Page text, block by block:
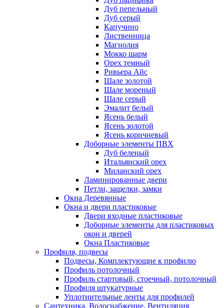
Дуб пепельный
Дуб серый
Капучино
Лиственница
Магнолия
Мокко шарм
Орех темный
Ривьера Айс
Шале золотой
Шале мореный
Шале серый
Эмалит белый
Ясень белый
Ясень золотой
Ясень коричневый
Доборные элементы ПВХ
Дуб беленый
Итальянский орех
Миланский орех
Ламинированные двери
Петли, защелки, замки
Окна Деревянные
Окна и двери пластиковые
Двери входные пластиковые
Доборные элементы для пластиковых
окон и дверей
Окна Пластиковые
Профиля, подвесы
Подвесы, Комплектующие к профилю
Профиль потолочный
Профиль стартовый, стоечный, потолочный
Профиля штукатурные
Уплотнительные ленты для профилей
Сантехника, Водоснабжение, Вентиляция